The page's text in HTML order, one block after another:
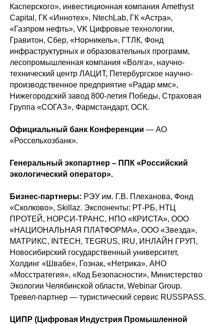
Касперского», инвестиционная компания Amethyst
Capital, ГК «Иннотех», NtechLab, ГК «Астра»,
«Газпром нефть», VK Цифровые технологии,
Гравитон, Сбер, «Норникель», ГТЛК, Фонд
инфраструктурных и образовательных программ,
лесопромышленная компания «Волга», научно-
технический центр ЛАЦИТ, Петербургское научно-
производственное предприятие «Радар ммс»,
Нижегородский завод 800-летия Победы, Страховая
Группа «СОГАЗ», Фармстандарт, ОСК.
Официальный банк Конференции — АО
«Россельхозбанк».
Генеральный экопартнер – ППК «Российский
экологический оператор».
Бизнес-партнеры: РЭУ им. Г.В. Плеханова, Фонд
«Сколково», Skillaz. Экспоненты: РТ-РБ, НТЦ
ПРОТЕЙ, НОРСИ-ТРАНС, НПО «КРИСТА», ООО
«НАЦИОНАЛЬНАЯ ПЛАТФОРМА», ООО «Звезда»,
МАТРИКС, INTECH, TEGRUS, IRU, ИНЛАЙН ГРУП,
Новосибирский государственный университет,
Холдинг «Швабе», Гознак, «Нетрика», АНО
«Мосстратегия», «Код Безопасности», Министерство
Экологии Челябинской области, Webinar Group.
Тревел-партнер — туристический сервис RUSSPASS.
ЦИПР (Цифровая Индустрия Промышленной